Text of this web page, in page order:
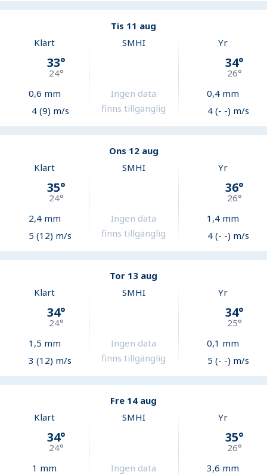
Tis 11 aug
Klart
33°
24°
0,6 mm
4 (9) m/s
SMHI
Ingen data
finns tillgänglig
Yr
34°
26°
0,4mm
4 (- -) m/s
Ons 12 aug
Klart
35°
24°
2,4mm
5 (12) m/s
SMHI
Ingen data
finns tillgänglig
Yr
36°
26°
1,4mm
4 (- -) m/s
Tor 13 aug
Klart
34°
24°
1,5 mm
3 (12) m/s
SMHI
Ingen data
finns tillgänglig
Yr
34°
25°
0,1 mm
5 (- -) m/s
Fre 14 aug
Klart
34°
24°
1 mm
SMHI
Ingen data
Yr
35°
26°
3,6 mm